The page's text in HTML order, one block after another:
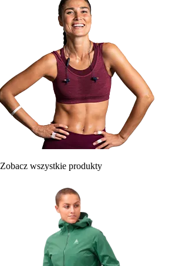
Zobacz wszystkie produkty